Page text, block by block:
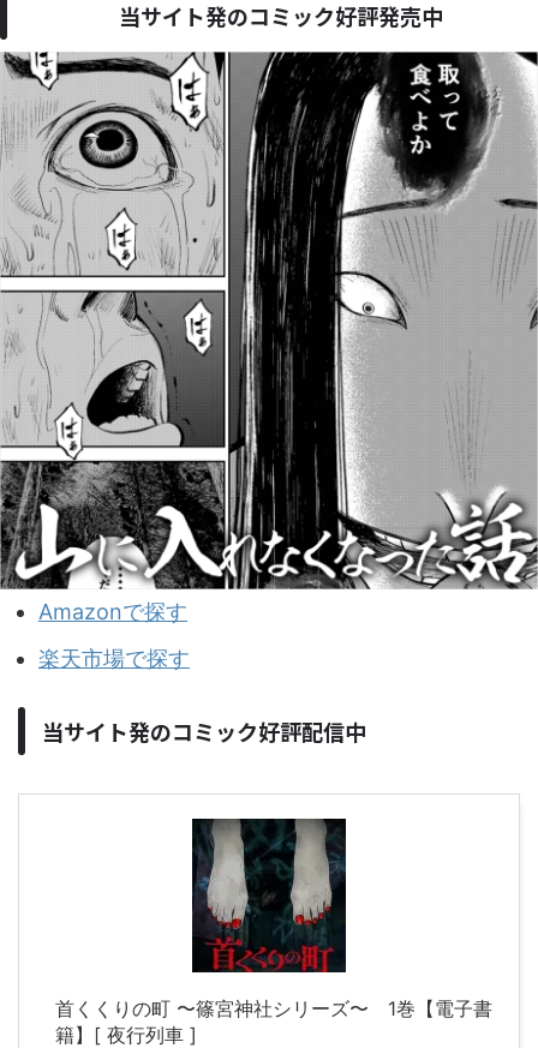
当サイト発のコミック好評発売中
Amazonで探す
楽天市場で探す
当サイト発のコミック好評配信中
首くくりの町 〜篠宮神社シリーズ〜 1巻【電子書
籍】[ 夜行列車 ]